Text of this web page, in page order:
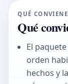
QUÉ
Qué
El
orden
hechos y